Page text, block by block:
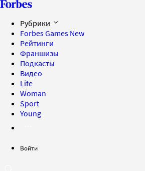
Рубрики
Forbes Games New
Рейтинги
Франшизы
Подкасты
Видео
Life
Woman
Sport
Young
Войти